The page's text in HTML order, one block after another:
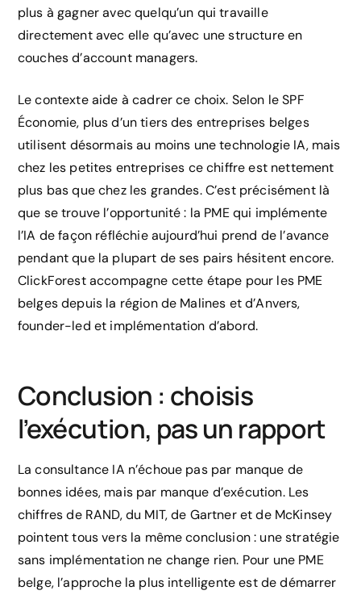
plus à gagner avec quelqu’un qui travaille
directement avec elle qu’avec une structure en
couches d’account managers.
Le contexte aide à cadrer ce choix. Selon le SPF
Économie, plus d’un tiers des entreprises belges
utilisent désormais au moins une technologie IA, mais
chez les petites entreprises ce chiffre est nettement
plus bas que chez les grandes. C’est précisément là
que se trouve l’opportunité : la PME qui implémente
l’IA de façon réfléchie aujourd’hui prend de l’avance
pendant que la plupart de ses pairs hésitent encore.
ClickForest accompagne cette étape pour les PME
belges depuis la région de Malines et d’Anvers,
founder-led et implémentation d’abord.
Conclusion : choisis
l’exécution, pas un rapport
La consultance IA n’échoue pas par manque de
bonnes idées, mais par manque d’exécution. Les
chiffres de RAND, du MIT, de Gartner et de McKinsey
pointent tous vers la même conclusion : une stratégie
sans implémentation ne change rien. Pour une PME
belge, l’approche la plus intelligente est de démarrer